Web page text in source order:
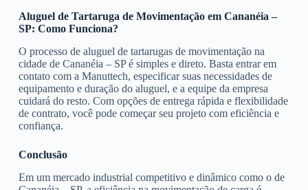
Aluguel de Tartaruga de Movimentação em Cananéia –
SP: Como Funciona?
O processo de aluguel de tartarugas de movimentação na
cidade de Cananéia – SP é simples e direto. Basta entrar em
contato com a Manuttech, especificar suas necessidades de
equipamento e duração do aluguel, e a equipe da empresa
cuidará do resto. Com opções de entrega rápida e flexibilidade
de contrato, você pode começar seu projeto com eficiência e
confiança.
Conclusão
Em um mercado industrial competitivo e dinâmico como o de